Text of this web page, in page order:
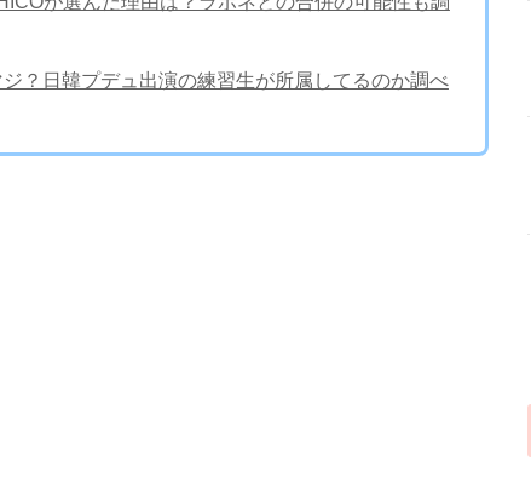
？日韓プデュ出演の練習生が所属してるのか調べ